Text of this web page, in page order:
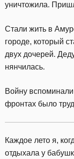
уничтожила.
Стали жить в
городе, который
двух дочерей.
нянчилась.
Войну
фронтах было
Каждое лето я,
отдыхала у